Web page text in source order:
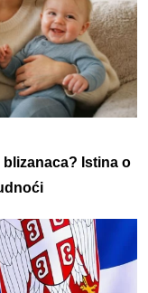
blizanaca? Istina o